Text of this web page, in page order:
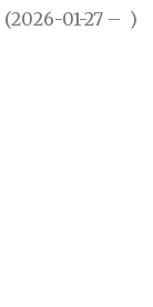
(2026-01-27 – )